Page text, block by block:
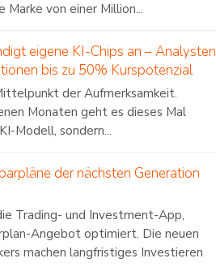
Marke von einer Million...
eigene KI-Chips an – Analysten
bis zu 50% Kurspotenzial
der Aufmerksamkeit.
Monaten geht es dieses Mal
Modell, sondern...
der nächsten Generation
Trading- und Investment-App,
Angebot optimiert. Die neuen
machen langfristiges Investieren